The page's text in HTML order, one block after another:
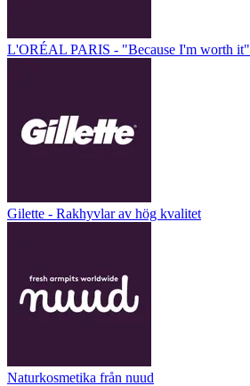
L'ORÉAL PARIS - "Because I'm worth it"
Gilette - Rakhyvlar av hög kvalitet
Naturkosmetika från nuud